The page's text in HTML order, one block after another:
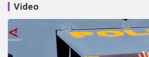
Video